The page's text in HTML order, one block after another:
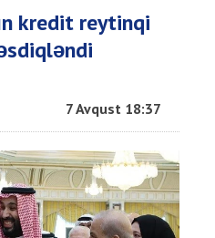
kredit reytinqi
7 Avqust 18:37